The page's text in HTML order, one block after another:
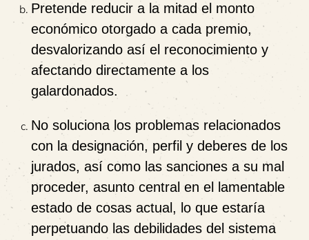
Pretende reducir a la mitad el monto
económico otorgado a cada premio,
desvalorizando así el reconocimiento y
afectando directamente a los
galardonados.
No soluciona los problemas relacionados
con la designación, perfil y deberes de los
jurados, así como las sanciones a su mal
proceder, asunto central en el lamentable
estado de cosas actual, lo que estaría
perpetuando las debilidades del sistema